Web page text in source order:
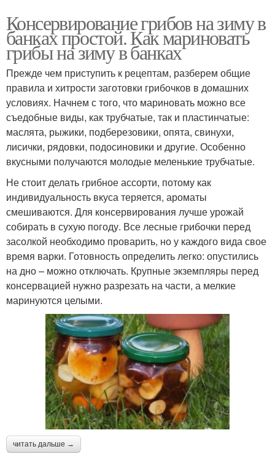
Консервирование грибов на зиму в
банках простой. Как мариновать
грибы на зиму в банках
Прежде чем приступить к рецептам, разберем общие
правила и хитрости заготовки грибочков в домашних
условиях. Начнем с того, что мариновать можно все
съедобные виды, как трубчатые, так и пластинчатые:
маслята, рыжики, подберезовики, опята, свинухи,
лисички, рядовки, подосиновики и другие. Особенно
вкусными получаются молодые меленькие трубчатые.
Не стоит делать грибное ассорти, потому как
индивидуальность вкуса теряется, ароматы
смешиваются. Для консервирования лучше урожай
собирать в сухую погоду. Все лесные грибочки перед
засолкой необходимо проварить, но у каждого вида свое
время варки. Готовность определить легко: опустились
на дно – можно отключать. Крупные экземпляры перед
консервацией нужно разрезать на части, а мелкие
маринуются целыми.
читать дальше →